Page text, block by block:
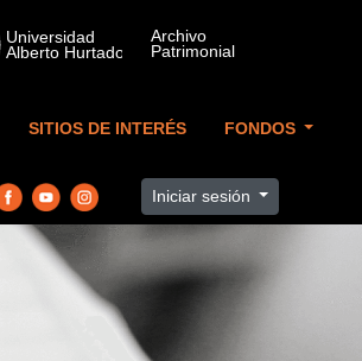
SITIOS DE INTERÉS FONDOS
Iniciar sesión